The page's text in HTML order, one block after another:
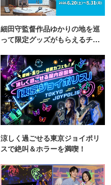
細田守監督作品ゆかりの地を巡
って限定グッズがもらえるチャ
涼しく過ごせる東京ジョイポリ
スで絶叫＆ホラーを満喫！